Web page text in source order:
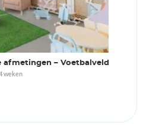
– Voetbalveld
weken